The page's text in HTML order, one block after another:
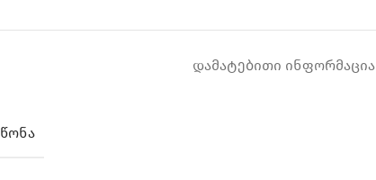
ᲓᲐᲛᲐᲢᲔᲑᲘᲗᲘ ᲘᲜᲤᲝᲠᲛᲐᲪᲘᲐ
ᲬᲝᲜᲐ